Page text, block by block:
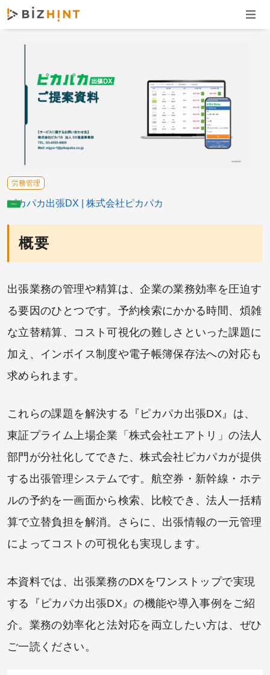
ナビ
概要
出張業務の管理や精算は、企業の業務効率を圧迫す
る要因のひとつです。予約検索にかかる時間、煩雑
な立替精算、コスト可視化の難しさといった課題に
加え、インボイス制度や電子帳簿保存法への対応も
求められます。
これらの課題を解決する『ピカパカ出張DX』は、
東証プライム上場企業「株式会社エアトリ」の法人
部門が分社化してできた、株式会社ピカパカが提供
する出張管理システムです。航空券・新幹線・ホテ
ルの予約を一画面から検索、比較でき、法人一括精
算で立替負担を解消。さらに、出張情報の一元管理
によってコストの可視化も実現します。
本資料では、出張業務のDXをワンストップで実現
する『ピカパカ出張DX』の機能や導入事例をご紹
介。業務の効率化と法対応を両立したい方は、ぜひ
ご一読ください。
労務管理
ピカパカ出張DX 株式会社ピカパカ